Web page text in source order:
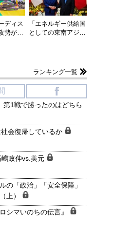
ディス
勢が…
「エネルギー供給国
としての東南アジ…
ランキング一覧
第1戦で勝ったのはどちら
会復帰しているか
政伸vs.美元
の「政治」「安全保障」
上）
シマいのちの伝言』